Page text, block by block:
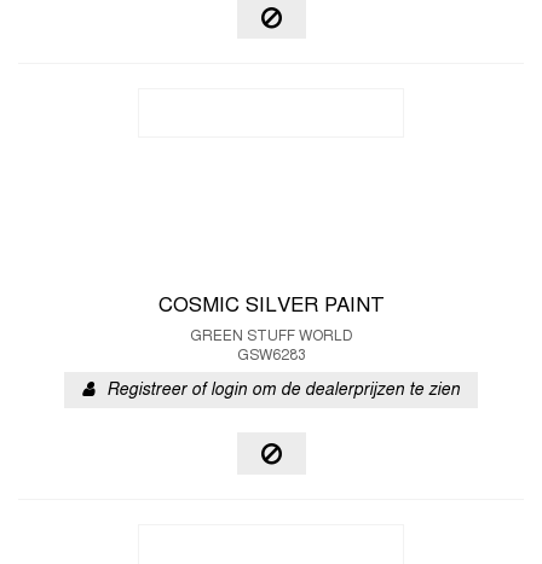
COSMIC SILVER PAINT
GREEN STUFF WORLD
GSW6283
Registreer of login om de dealerprijzen te zien